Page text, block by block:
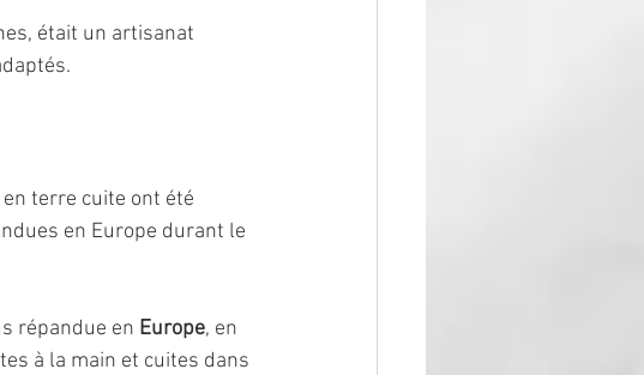
était un artisanat
terre cuite ont été
en Europe durant le
répandue en Europe, en
à la main et cuites dans